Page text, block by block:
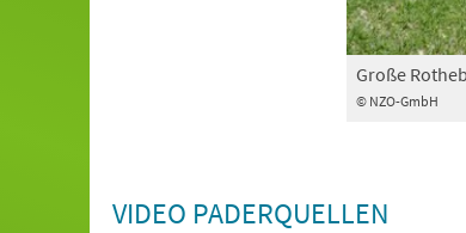
© NZO-GmbH
Große
VIDEO PADERQUELLEN